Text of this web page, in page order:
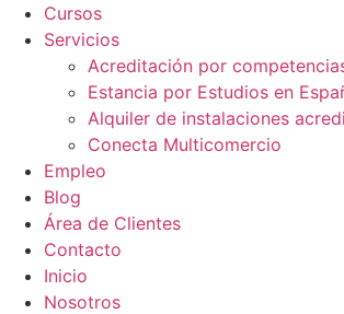
Cursos
Servicios
Acreditación por
Estancia por Estudios en
Alquiler de instalaciones
Conecta Multicomercio
Empleo
Blog
Área de Clientes
Contacto
Inicio
Nosotros